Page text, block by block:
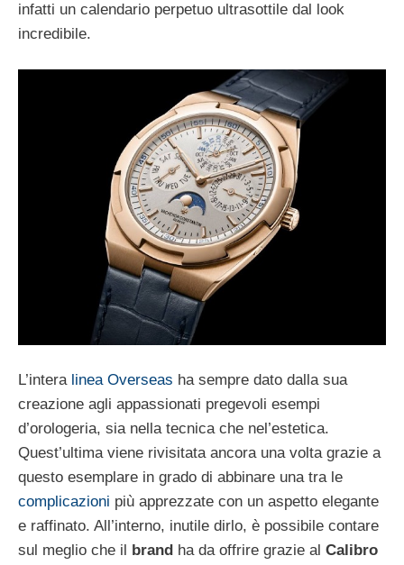
infatti un calendario perpetuo ultrasottile dal look
incredibile.
L’intera linea Overseas ha sempre dato dalla sua
creazione agli appassionati pregevoli esempi
d’orologeria, sia nella tecnica che nel’estetica.
Quest’ultima viene rivisitata ancora una volta grazie a
questo esemplare in grado di abbinare una tra le
complicazioni più apprezzate con un aspetto elegante
e raffinato. All’interno, inutile dirlo, è possibile contare
sul meglio che il brand ha da offrire grazie al Calibro